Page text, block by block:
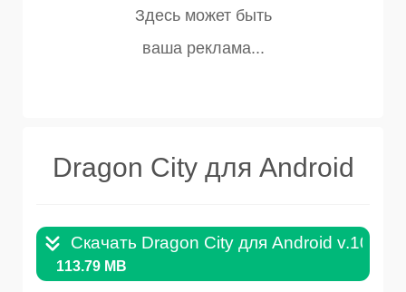
Dragon City для Android
Скачать Dragon City для Android
113.79 MB